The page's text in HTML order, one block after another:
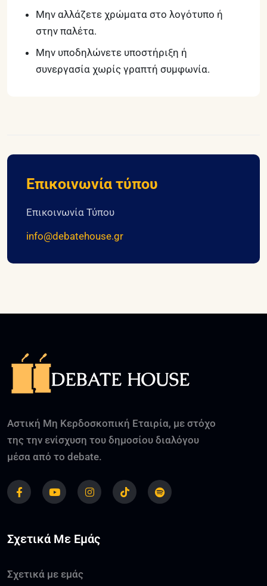
Μην αλλάζετε χρώματα στο λογότυπο ή
στην παλέτα.
Μην υποδηλώνετε υποστήριξη ή
συνεργασία χωρίς γραπτή συμφωνία.
Επικοινωνία τύπου
Επικοινωνία Τύπου
info@debatehouse.gr
Αστική Μη Κερδοσκοπική Εταιρία, με στόχο
της την ενίσχυση του δημοσίου διαλόγου
μέσα από το debate.
Σχετικά Με Εμάς
Σχετικά με εμάς